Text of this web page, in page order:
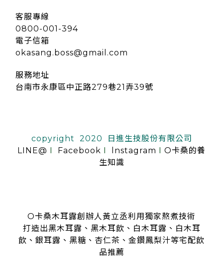
客服專線
0800-001-394
電子信箱
okasang.boss@gmail.com
服務地址
台南市永康區中正路279巷21弄39號
copyright 2020 日進生技股份有限公司
LINE@
Facebook lnstagram
O卡桑的養
生知識
O卡桑木耳露創辦人黃立丞利用獨家熬煮技術
打造出黑木耳露、黑木耳飲、白木耳露、白木耳
飲、銀耳露、黑糖、杏仁茶、金鑽鳳梨汁等宅配飲
品推薦